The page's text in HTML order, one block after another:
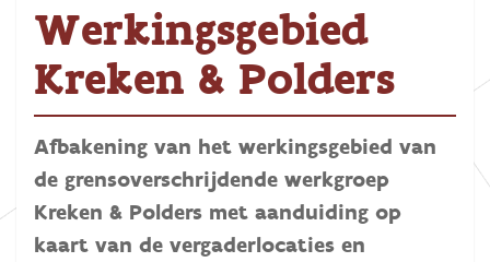
Werkingsgebied
Kreken & Polders
Afbakening van het werkingsgebied van
de grensoverschrijdende werkgroep
Kreken & Polders met aanduiding op
kaart van de vergaderlocaties en